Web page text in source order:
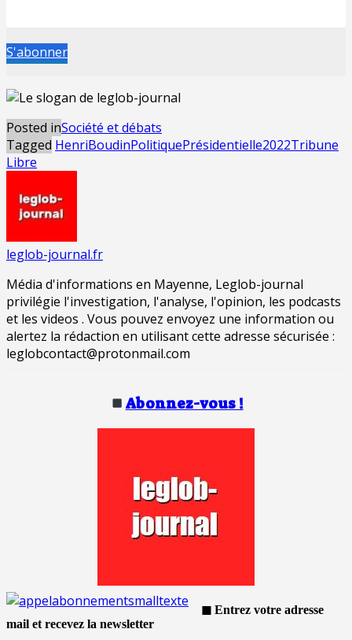
S'abonner
Posted inSociété et débats
Tagged HenriBoudinPolitiquePrésidentielle2022Tribune
Libre
leglob-journal.fr
Média d'informations en Mayenne, Leglob-journal
privilégie l'investigation, l'analyse, l'opinion, les podcasts
et les videos . Vous pouvez envoyez une information ou
alertez la rédaction en utilisant cette adresse sécurisée :
leglobcontact@protonmail.com
Abonnez-vous !
◼ Entrez votre adresse
mail et recevez la newsletter